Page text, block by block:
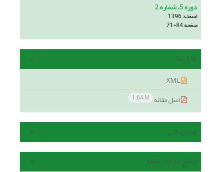
دوره 5، شماره 2
اسفند 1396
صفحه71-84
فایل ها
اصل مقاله 1.64 M
هم رسانی
ارجاع به این مقاله